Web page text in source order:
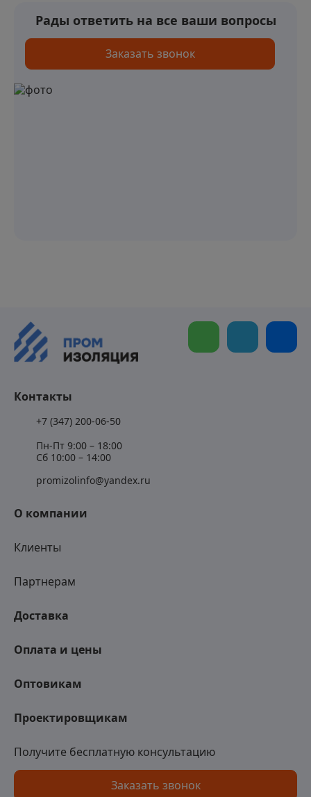
Рады ответить на все ваши вопросы
Заказать звонок
Получите бесплатную консультацию
Заказать звонок
О компании
Клиенты
Партнерам
Доставка
Оплата и цены
Оптовикам
Проектировщикам
Контакты
+7 (347) 200-06-50
Пн-Пт 9:00 – 18:00
Сб 10:00 – 14:00
promizolinfo@yandex.ru